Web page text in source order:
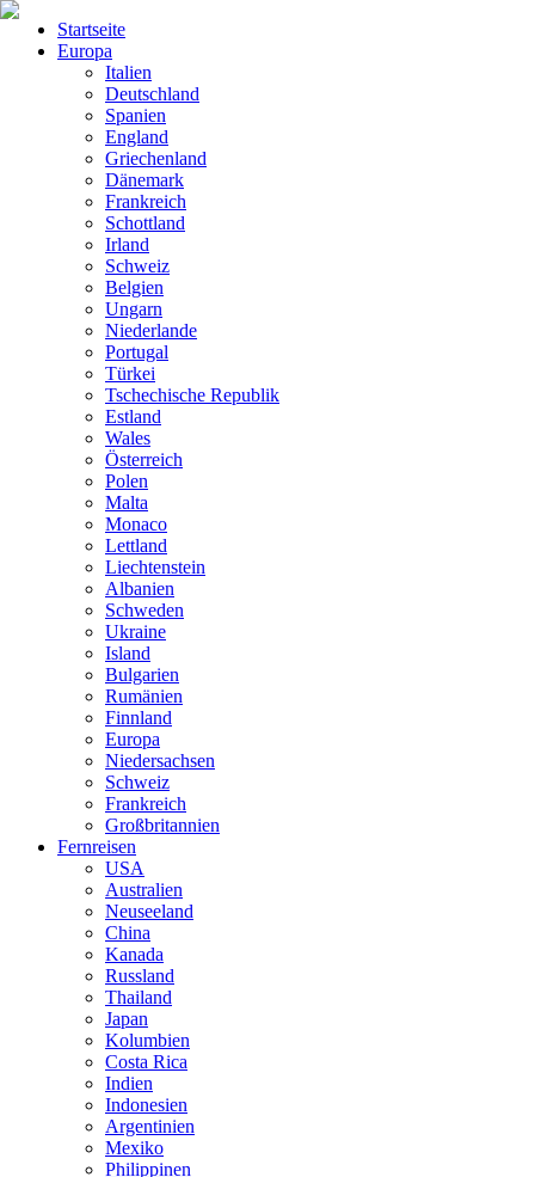
Startseite
Europa
Italien
Deutschland
Spanien
England
Griechenland
Dänemark
Frankreich
Schottland
Irland
Schweiz
Belgien
Ungarn
Niederlande
Portugal
Türkei
Tschechische Republik
Estland
Wales
Österreich
Polen
Malta
Monaco
Lettland
Liechtenstein
Albanien
Schweden
Ukraine
Island
Bulgarien
Rumänien
Finnland
Europa
Niedersachsen
Schweiz
Frankreich
Großbritannien
Fernreisen
USA
Australien
Neuseeland
China
Kanada
Russland
Thailand
Japan
Kolumbien
Costa Rica
Indien
Indonesien
Argentinien
Mexiko
Philippinen